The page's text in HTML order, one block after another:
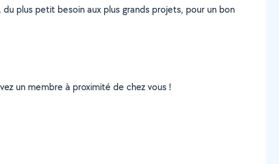
plus petit besoin aux plus grands projets, pour un bon
un membre à proximité de chez vous !